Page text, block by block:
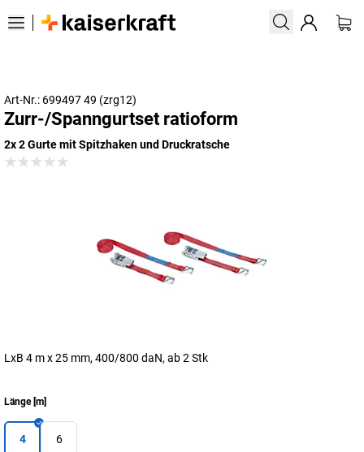
Art-Nr.: 699497 49 (zrg12)
Zurr-/Spanngurtset ratioform
2x 2 Gurte mit Spitzhaken und Druckratsche
LxB 4 m x 25 mm, 400/800 daN, ab 2 Stk
Länge[m]
4 6